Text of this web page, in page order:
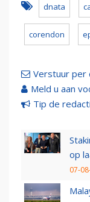
dnata
corendon
Verstuur per
Meld u aan
Tip de
op
07-